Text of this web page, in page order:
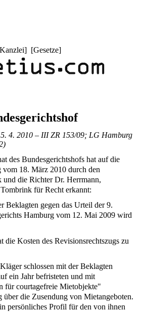
] [Gesetze]
4. 2010 – III ZR 153/09; LG Hamburg
des Bundesgerichtshofs hat auf die
18. März 2010 durch den
und die Richter Dr. Herrmann,
für Recht erkannt:
Beklagten gegen das Urteil der 9.
Hamburg vom 12. Mai 2009 wird
die Kosten des Revisionsrechtszugs zu
schlossen mit der Beklagten
ein Jahr befristeten und mit
für courtagefreie Mietobjekte"
über die Zusendung von Mietangeboten.
persönliches Profil für den von ihnen